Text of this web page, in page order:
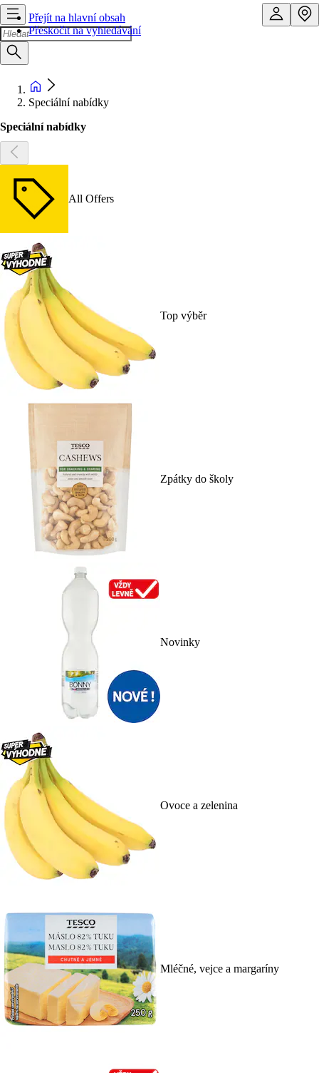
Přejít na hlavní obsah
Přeskočit na vyhledávání
Speciální nabídky
Speciální nabídky
All Offers
Top výběr
Zpátky do školy
Novinky
Ovoce a zelenina
Mléčné, vejce a margaríny